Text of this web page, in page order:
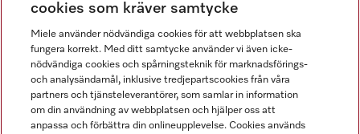
Miele på LinkedIn
Miele på Facebook
Miele på Instagram
Miele på Youtube
cookies som kräver samtycke
Miele använder nödvändiga cookies för att webbplatsen ska
fungera korrekt. Med ditt samtycke använder vi även icke-
nödvändiga cookies och spårningsteknik för marknadsförings-
och analysändamål, inklusive tredjepartscookies från våra
partners och tjänsteleverantörer, som samlar in information
om din användning av webbplatsen och hjälper oss att
anpassa och förbättra din onlineupplevelse. Cookies används